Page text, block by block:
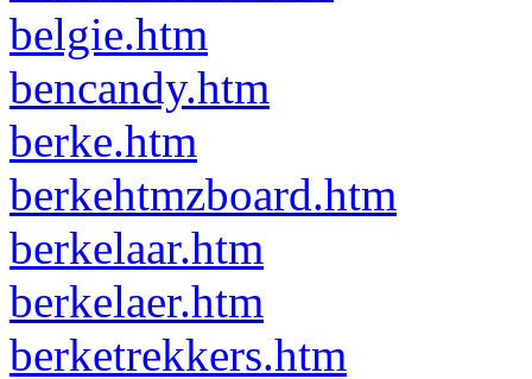
belgie.htm
bencandy.htm
berke.htm
berkehtmzboard.htm
berkelaar.htm
berkelaer.htm
berketrekkers.htm